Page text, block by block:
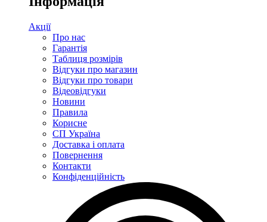
Акції
Про нас
Гарантія
Таблиця розмірів
Відгуки про магазин
Відгуки про товари
Відеовідгуки
Новини
Правила
Корисне
СП Україна
Доставка і оплата
Повернення
Контакти
Конфіденційність